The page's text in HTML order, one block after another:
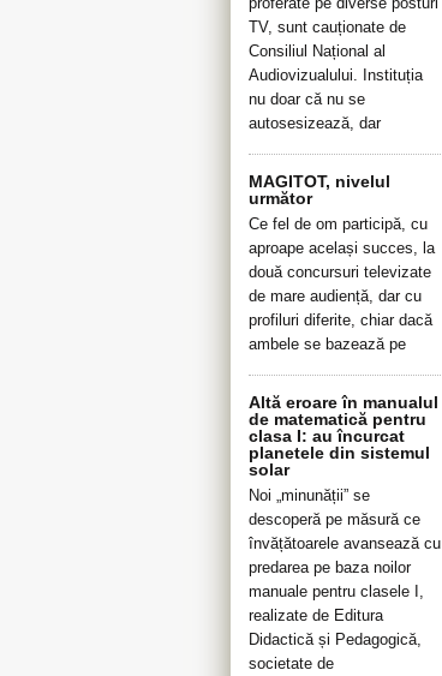
TV, sunt cauționate de
Consiliul Național al
Audiovizualului. Instituția
nu doar că nu se
autosesizează, dar
MAGITOT, nivelul
următor
Ce fel de om participă, cu
aproape același succes, la
două concursuri televizate
de mare audiență, dar cu
profiluri diferite, chiar dacă
ambele se bazează pe
Altă eroare în manualul
de matematică pentru
clasa I: au încurcat
planetele din sistemul
solar
Noi „minunății” se
descoperă pe măsură ce
învățătoarele avansează cu
predarea pe baza noilor
manuale pentru clasele I,
realizate de Editura
Didactică și Pedagogică,
societate de